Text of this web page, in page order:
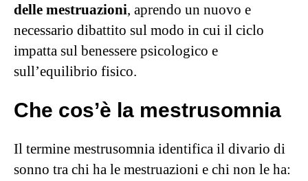
delle mestruazioni, aprendo un nuovo e
necessario dibattito sul modo in cui il ciclo
impatta sul benessere psicologico e
sull’equilibrio fisico.
Che cos’è la mestrusomnia
Il termine mestrusomnia identifica il divario di
sonno tra chi ha le mestruazioni e chi non le ha: